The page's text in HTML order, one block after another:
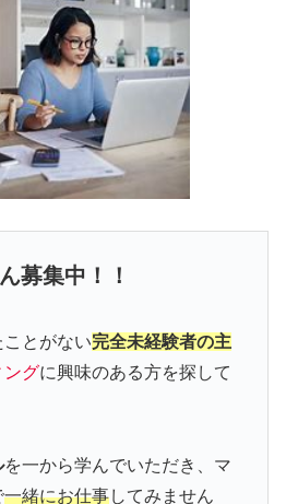
募集中！！
とがない完全未経験者の主
ングに興味のある方を探して
を一から学んでいただき、マ
一緒にお仕事してみません